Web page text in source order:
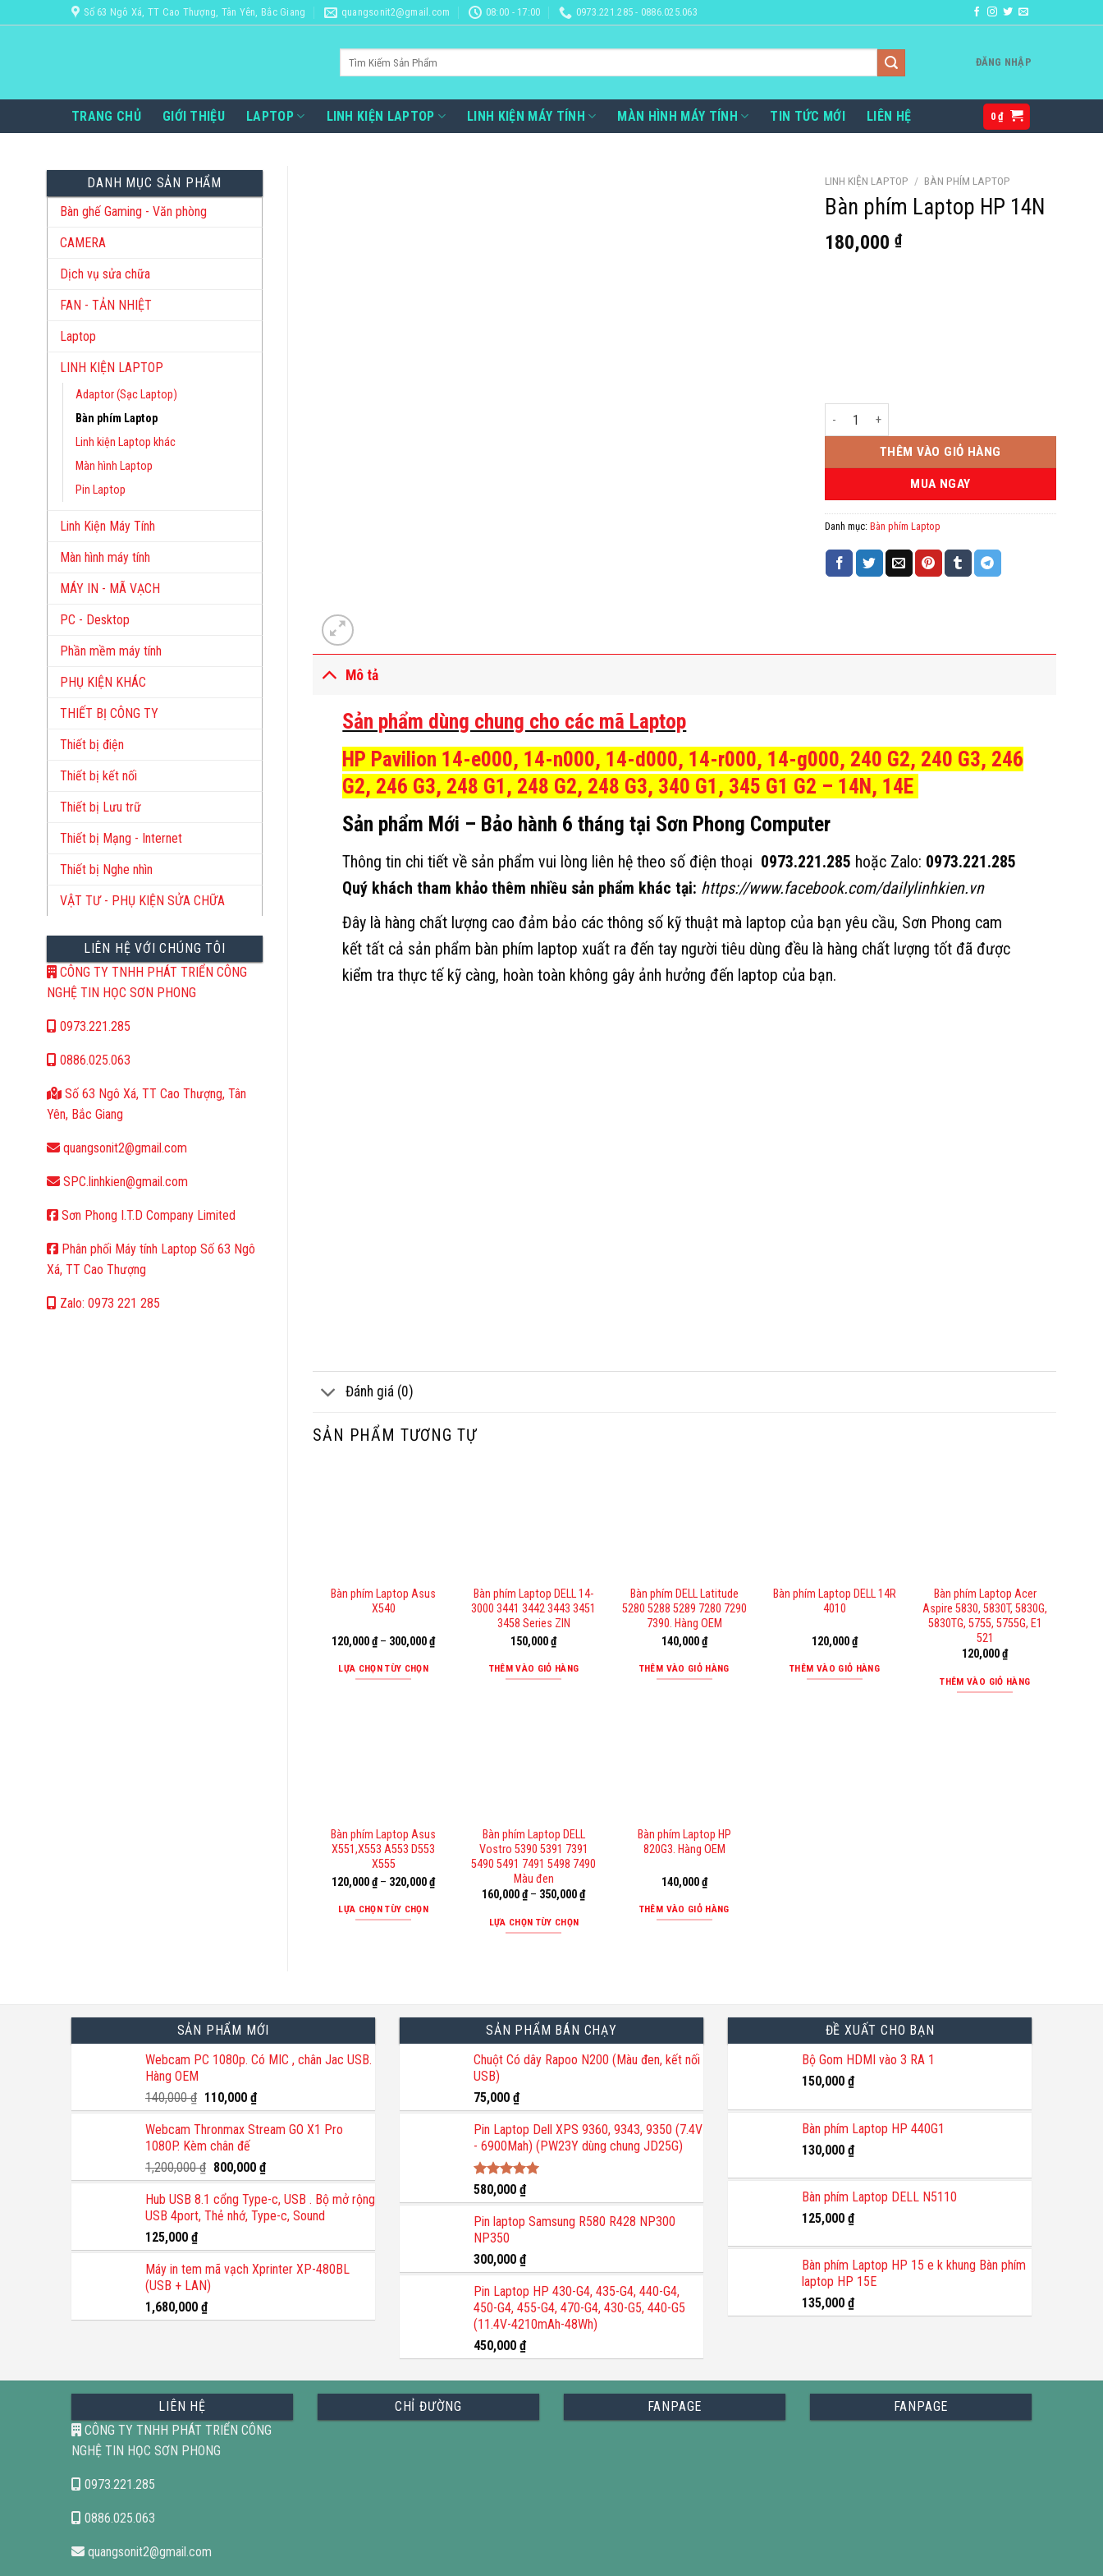
qua
Số 63 Ngô Xá, TT Cao Thượng, Tân Yên, Bắc Giang quangsonit2@gmail.com 08:00 - 17:00 0973.221.285 - 0886.025.063
ĐĂNG NHẬP
TRANG CHỦ GIỚI THIỆU LAPTOP LINH KIỆN LAPTOP LINH KIỆN MÁY TÍNH MÀN HÌNH MÁY TÍNH TIN TỨC MỚI LIÊN HỆ 0₫
DANH MỤC SẢN PHẨM
Bàn ghế Gaming - Văn phòng
CAMERA
Dịch vụ sửa chữa
FAN - TẢN NHIỆT
Laptop
LINH KIỆN LAPTOP
Adaptor (Sạc Laptop)
Bàn phím Laptop
Linh kiện Laptop khác
Màn hình Laptop
Pin Laptop
Linh Kiện Máy Tính
Màn hình máy tính
MÁY IN - MÃ VẠCH
PC - Desktop
Phần mềm máy tính
PHỤ KIỆN KHÁC
THIẾT BỊ CÔNG TY
Thiết bị điện
Thiết bị kết nối
Thiết bị Lưu trữ
Thiết bị Mạng - Internet
Thiết bị Nghe nhìn
VẬT TƯ - PHỤ KIỆN SỬA CHỮA
LIÊN HỆ VỚI CHÚNG TÔI
CÔNG TY TNHH PHÁT TRIỂN CÔNG
NGHỆ TIN HỌC SƠN PHONG
0973.221.285
0886.025.063
Số 63 Ngô Xá, TT Cao Thượng, Tân
Yên, Bắc Giang
quangsonit2@gmail.com
SPC.linhkien@gmail.com
Sơn Phong I.T.D Company Limited
Phân phối Máy tính Laptop Số 63 Ngô
Xá, TT Cao Thượng
Zalo: 0973 221 285
LINH KIỆN LAPTOP / BÀN PHÍM LAPTOP
Bàn phím Laptop HP 14N
180,000 ₫
Bàn phím Laptop HP 14N số lượng
THÊM VÀO GIỎ HÀNG
MUA NGAY
Danh mục: Bàn phím Laptop
Mô tả
Sản phẩm dùng chung cho các mã Laptop
HP Pavilion 14-e000, 14-n000, 14-d000, 14-r000, 14-g000, 240 G2, 240 G3, 246
G2, 246 G3, 248 G1, 248 G2, 248 G3, 340 G1, 345 G1 G2 – 14N, 14E
Sản phẩm Mới – Bảo hành 6 tháng tại Sơn Phong Computer
Thông tin chi tiết về sản phẩm vui lòng liên hệ theo số điện thoại 0973.221.285 hoặc Zalo: 0973.221.285
Quý khách tham khảo thêm nhiều sản phẩm khác tại: https://www.facebook.com/dailylinhkien.vn
Đây là hàng chất lượng cao đảm bảo các thông số kỹ thuật mà laptop của bạn yêu cầu, Sơn Phong cam
kết tất cả sản phẩm bàn phím laptop xuất ra đến tay người tiêu dùng đều là hàng chất lượng tốt đã được
kiểm tra thực tế kỹ càng, hoàn toàn không gây ảnh hưởng đến laptop của bạn.
Đánh giá (0)
SẢN PHẨM TƯƠNG TỰ
Bàn phím Laptop Asus
X540
120,000₫– 300,000₫
LỰA CHỌN TÙY CHỌN
tùy
chọn
có
được
Bàn phím Laptop DELL 14-
3000 3441 3442 3443 3451
3458 Series ZIN
150,000₫
THÊM VÀO GIỎ HÀNG
Bàn phím DELL Latitude
5280 5288 5289 7280 7290
7390. Hàng OEM
140,000₫
THÊM VÀO GIỎ HÀNG
Bàn phím Laptop DELL 14R
4010
120,000₫
THÊM VÀO GIỎ HÀNG
Bàn phím Laptop Acer
Aspire 5830, 5830T, 5830G,
5830TG, 5755, 5755G, E1
521
120,000₫
THÊM VÀO GIỎ HÀNG
Bàn phím Laptop Asus
X551,X553 A553 D553
X555
120,000₫– 320,000₫
LỰA CHỌN TÙY CHỌN
thể.
Bàn phím Laptop DELL
Vostro 5390 5391 7391
5490 5491 7491 5498 7490
Màu đen
160,000₫– 350,000₫
LỰA CHỌN TÙY CHỌN
nhiều
biến
thể.
chọn
có
thể
được
trên
trang
Bàn phím Laptop HP
820G3. Hàng OEM
140,000₫
THÊM VÀO GIỎ HÀNG
SẢN PHẨM MỚI
Webcam PC 1080p. Có MIC , chân Jac USB.
Hàng OEM
140,000₫ Giá
gốc
là:
140,000 ₫.
110,000 ₫Giá
hiện
tại
110,000 ₫.
Webcam Thronmax Stream GO X1 Pro
1080P. Kèm chân đế
1,200,000₫ Giá
gốc
là:
1,200,000 ₫.
800,000 ₫Giá
hiện
tại
là:
Hub USB 8.1 cổng Type-c, USB . Bộ mở rộng
USB 4port, Thẻ nhớ, Type-c, Sound
125,000 ₫
Máy in tem mã vạch Xprinter XP-480BL
(USB + LAN)
1,680,000 ₫
SẢN PHẨM BÁN CHẠY
Chuột Có dây Rapoo N200 (Màu đen, kết nối
USB)
75,000 ₫
Pin Laptop Dell XPS 9360, 9343, 9350 (7.4V
- 6900Mah) (PW23Y dùng chung JD25G)
Được xếp
hạng5.00
5 sao
580,000 ₫
Pin laptop Samsung R580 R428 NP300
NP350
300,000 ₫
Pin Laptop HP 430-G4, 435-G4, 440-G4,
450-G4, 455-G4, 470-G4, 430-G5, 440-G5
(11.4V-4210mAh-48Wh)
450,000 ₫
ĐỀ XUẤT CHO BẠN
Bộ Gom HDMI vào 3 RA 1
150,000 ₫
Bàn phím Laptop HP 440G1
130,000 ₫
Bàn phím Laptop DELL N5110
125,000 ₫
Bàn phím Laptop HP 15 e k khung Bàn phím
laptop HP 15E
135,000 ₫
LIÊN HỆ
CÔNG TY TNHH PHÁT TRIỂN CÔNG
NGHỆ TIN HỌC SƠN PHONG
0973.221.285
0886.025.063
quangsonit2@gmail.com
CHỈ ĐƯỜNG FANPAGE FANPAGE